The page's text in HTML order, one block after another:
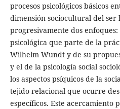
procesos psicológicos básicos
dimensión sociocultural del
progresivamente dos
psicológica que parte de la
Wilhelm Wundt y de su
y el de la psicología social
los aspectos psíquicos de la
tejido relacional que ocurre
específicos. Este acercamiento